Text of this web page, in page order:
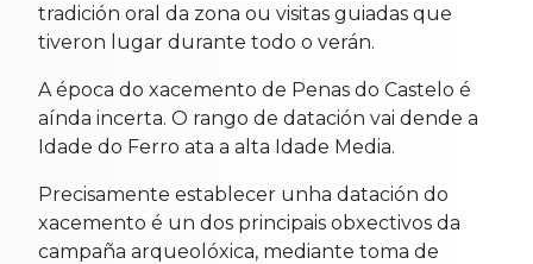
tradición oral da zona ou visitas guiadas que
tiveron lugar durante todo o verán.
A época do xacemento de Penas do Castelo é
aínda incerta. O rango de datación vai dende a
Idade do Ferro ata a alta Idade Media.
Precisamente establecer unha datación do
xacemento é un dos principais obxectivos da
campaña arqueolóxica, mediante toma de